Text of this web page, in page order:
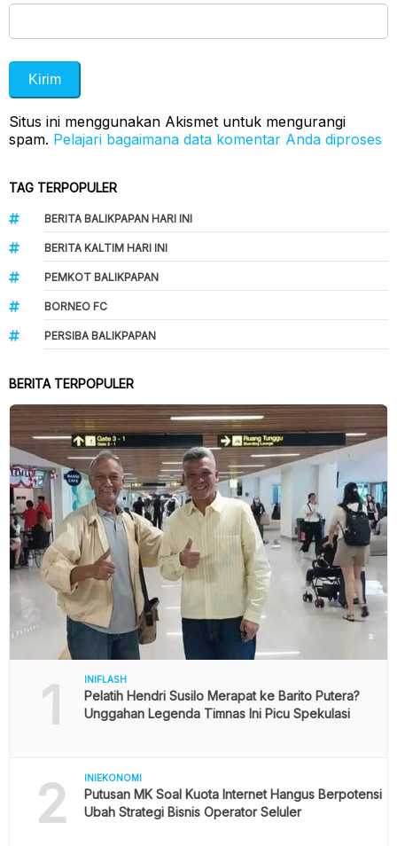
Situs ini menggunakan Akismet untuk mengurangi
spam. Pelajari bagaimana data komentar Anda diproses
TAG TERPOPULER
BERITA BALIKPAPAN HARI INI
BERITA KALTIM HARI INI
PEMKOT BALIKPAPAN
BORNEO FC
PERSIBA BALIKPAPAN
BERITA TERPOPULER
1 INIFLASH
Pelatih Hendri Susilo Merapat ke Barito Putera?
Unggahan Legenda Timnas Ini Picu Spekulasi
2 INIEKONOMI
Putusan MK Soal Kuota Internet Hangus Berpotensi
Ubah Strategi Bisnis Operator Seluler